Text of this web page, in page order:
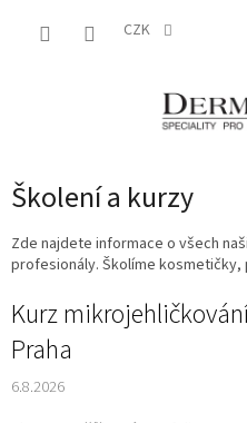
CZK
Školení a kurzy
Zde najdete informace o všech
profesionály. Školíme kosmetičky,
V
ý
p
i
Kurz
Praha
6.8.2026